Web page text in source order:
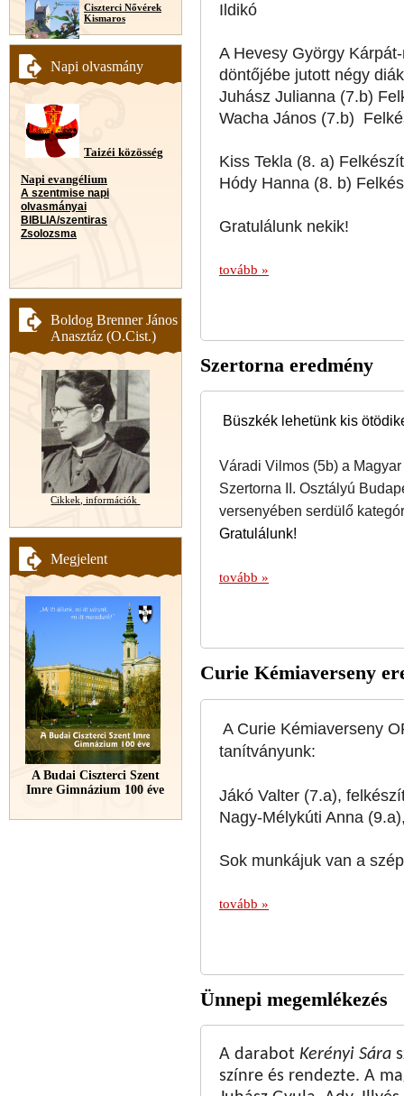
Ciszterci Nővérek
Kismaros
Napi olvasmány
Taizéi közösség
Napi evangélium
A szentmise napi
olvasmányai
BIBLIA/szentiras
Zsolozsma
Boldog Brenner János
Anasztáz (O.Cist.)
Cikkek, információk
Megjelent
A Budai Ciszterci Szent
Imre Gimnázium 100 éve
Ildikó
A Hevesy György
döntőjébe jutott négy
Juhász Julianna (7.b)
Wacha János (7.b)
Kiss Tekla (8. a)
Hódy Hanna (8. b)
Gratulálunk nekik!
tovább »
Szertorna eredmény
Büszkék lehetünk kis
Váradi Vilmos (5b) a
Szertorna II. Osztályú
versenyében serdülő
Gratulálunk!
tovább »
Curie Kémiaverseny
A Curie Kémiaverseny
tanítványunk:
Jákó Valter (7.a),
Nagy-Mélykúti Anna
Sok munkájuk van a
tovább »
Ünnepi megemlékezés
A darabot Kerényi Sára
színre és rendezte. A